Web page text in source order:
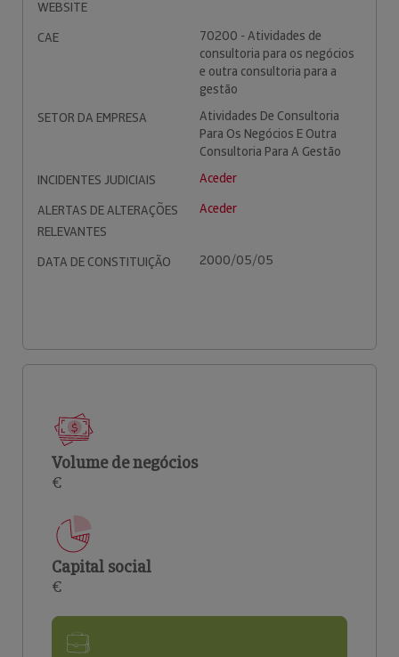
WEBSITE
CAE
70200 - Atividades de
consultoria para os negócios
e outra consultoria para a
gestão
SETOR DA EMPRESA
Atividades De Consultoria
Para Os Negócios E Outra
Consultoria Para A Gestão
INCIDENTES JUDICIAIS
Aceder
ALERTAS DE ALTERAÇÕES
RELEVANTES
Aceder
DATA DE CONSTITUIÇÃO 2000/05/05
Volume de negócios
€
Capital social
€